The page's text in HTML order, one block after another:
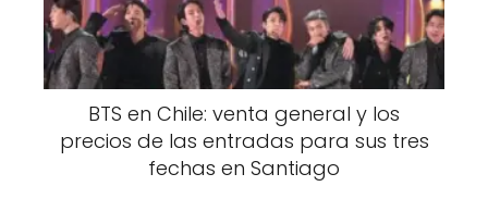
BTS en Chile: venta general y los
precios de las entradas para sus tres
fechas en Santiago